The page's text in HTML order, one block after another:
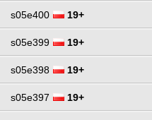
s05e400 19+
s05e399 19+
s05e398 19+
s05e397 19+